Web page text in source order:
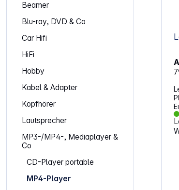
Beamer
Blu-ray, DVD & Co
Car Hifi
HiFi
Hobby
Kabel & Adapter
Kopfhörer
Lautsprecher
MP3-/MP4-, Mediaplayer &
Co
CD-Player portable
MP4-Player